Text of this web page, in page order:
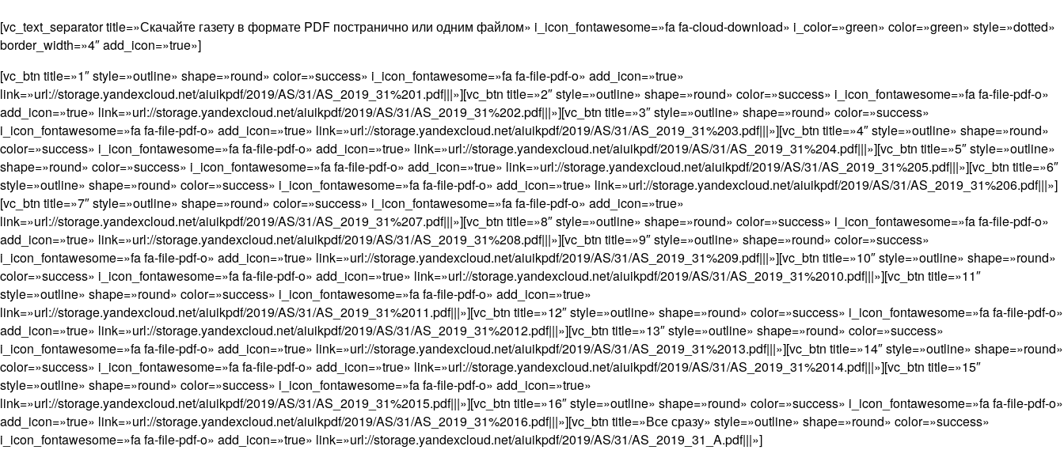
[vc_text_separator title=»Скачайте газету в формате PDF постранично или одним файлом» i_icon_fontawesome=»fa fa-cloud-download» i_color=»green» color=»green» style=»dotted»
border_width=»4″ add_icon=»true»]
[vc_btn title=»1″ style=»outline» shape=»round» color=»success» i_icon_fontawesome=»fa fa-file-pdf-o» add_icon=»true»
link=»url://storage.yandexcloud.net/aiuikpdf/2019/AS/31/AS_2019_31%201.pdf|||»][vc_btn title=»2″ style=»outline» shape=»round» color=»success» i_icon_fontawesome=»fa fa-file-pdf-o»
add_icon=»true» link=»url://storage.yandexcloud.net/aiuikpdf/2019/AS/31/AS_2019_31%202.pdf|||»][vc_btn title=»3″ style=»outline» shape=»round» color=»success»
i_icon_fontawesome=»fa fa-file-pdf-o» add_icon=»true» link=»url://storage.yandexcloud.net/aiuikpdf/2019/AS/31/AS_2019_31%203.pdf|||»][vc_btn title=»4″ style=»outline» shape=»round»
color=»success» i_icon_fontawesome=»fa fa-file-pdf-o» add_icon=»true» link=»url://storage.yandexcloud.net/aiuikpdf/2019/AS/31/AS_2019_31%204.pdf|||»][vc_btn title=»5″ style=»outline»
shape=»round» color=»success» i_icon_fontawesome=»fa fa-file-pdf-o» add_icon=»true» link=»url://storage.yandexcloud.net/aiuikpdf/2019/AS/31/AS_2019_31%205.pdf|||»][vc_btn title=»6″
style=»outline» shape=»round» color=»success» i_icon_fontawesome=»fa fa-file-pdf-o» add_icon=»true» link=»url://storage.yandexcloud.net/aiuikpdf/2019/AS/31/AS_2019_31%206.pdf|||»]
[vc_btn title=»7″ style=»outline» shape=»round» color=»success» i_icon_fontawesome=»fa fa-file-pdf-o» add_icon=»true»
link=»url://storage.yandexcloud.net/aiuikpdf/2019/AS/31/AS_2019_31%207.pdf|||»][vc_btn title=»8″ style=»outline» shape=»round» color=»success» i_icon_fontawesome=»fa fa-file-pdf-o»
add_icon=»true» link=»url://storage.yandexcloud.net/aiuikpdf/2019/AS/31/AS_2019_31%208.pdf|||»][vc_btn title=»9″ style=»outline» shape=»round» color=»success»
i_icon_fontawesome=»fa fa-file-pdf-o» add_icon=»true» link=»url://storage.yandexcloud.net/aiuikpdf/2019/AS/31/AS_2019_31%209.pdf|||»][vc_btn title=»10″ style=»outline» shape=»round»
color=»success» i_icon_fontawesome=»fa fa-file-pdf-o» add_icon=»true» link=»url://storage.yandexcloud.net/aiuikpdf/2019/AS/31/AS_2019_31%2010.pdf|||»][vc_btn title=»11″
style=»outline» shape=»round» color=»success» i_icon_fontawesome=»fa fa-file-pdf-o» add_icon=»true»
link=»url://storage.yandexcloud.net/aiuikpdf/2019/AS/31/AS_2019_31%2011.pdf|||»][vc_btn title=»12″ style=»outline» shape=»round» color=»success» i_icon_fontawesome=»fa fa-file-pdf-o»
add_icon=»true» link=»url://storage.yandexcloud.net/aiuikpdf/2019/AS/31/AS_2019_31%2012.pdf|||»][vc_btn title=»13″ style=»outline» shape=»round» color=»success»
i_icon_fontawesome=»fa fa-file-pdf-o» add_icon=»true» link=»url://storage.yandexcloud.net/aiuikpdf/2019/AS/31/AS_2019_31%2013.pdf|||»][vc_btn title=»14″ style=»outline» shape=»round»
color=»success» i_icon_fontawesome=»fa fa-file-pdf-o» add_icon=»true» link=»url://storage.yandexcloud.net/aiuikpdf/2019/AS/31/AS_2019_31%2014.pdf|||»][vc_btn title=»15″
style=»outline» shape=»round» color=»success» i_icon_fontawesome=»fa fa-file-pdf-o» add_icon=»true»
link=»url://storage.yandexcloud.net/aiuikpdf/2019/AS/31/AS_2019_31%2015.pdf|||»][vc_btn title=»16″ style=»outline» shape=»round» color=»success» i_icon_fontawesome=»fa fa-file-pdf-o»
add_icon=»true» link=»url://storage.yandexcloud.net/aiuikpdf/2019/AS/31/AS_2019_31%2016.pdf|||»][vc_btn title=»Все сразу» style=»outline» shape=»round» color=»success»
i_icon_fontawesome=»fa fa-file-pdf-o» add_icon=»true» link=»url://storage.yandexcloud.net/aiuikpdf/2019/AS/31/AS_2019_31_A.pdf|||»]